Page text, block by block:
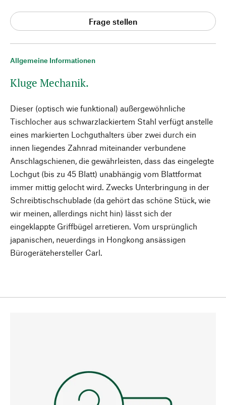
Allgemeine Informationen
Kluge Mechanik.
Dieser (optisch wie funktional) außergewöhnliche
Tischlocher aus schwarzlackiertem Stahl verfügt anstelle
eines markierten Lochguthalters über zwei durch ein
innen liegendes Zahnrad miteinander verbundene
Anschlagschienen, die gewährleisten, dass das eingelegte
Lochgut (bis zu 45 Blatt) unabhängig vom Blattformat
immer mittig gelocht wird. Zwecks Unterbringung in der
Schreibtischschublade (da gehört das schöne Stück, wie
wir meinen, allerdings nicht hin) lässt sich der
eingeklappte Griffbügel arretieren. Vom ursprünglich
japanischen, neuerdings in Hongkong ansässigen
Bürogerätehersteller Carl.
Frage stellen